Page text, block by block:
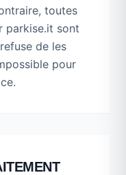
toutes
parkise.it sont
de les
pour